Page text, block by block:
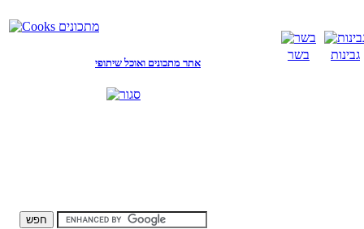
אתר מתכונים ואוכל שיתופי
בשר גבינות